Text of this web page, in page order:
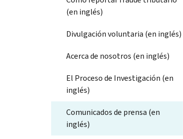
(en inglés)
Divulgación voluntaria (en inglés)
Acerca de nosotros (en inglés)
El Proceso de Investigación (en
inglés)
Comunicados de prensa (en
inglés)